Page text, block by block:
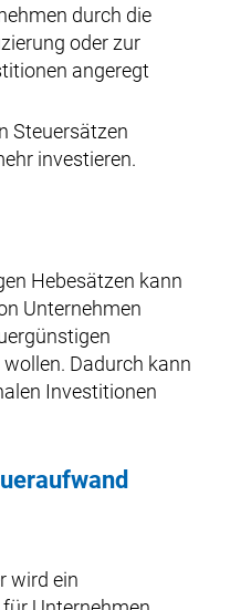
durch die
oder zur
angeregt
Steuersätzen
investieren.
Hebesätzen kann
Unternehmen
Dadurch kann
Investitionen
wird ein